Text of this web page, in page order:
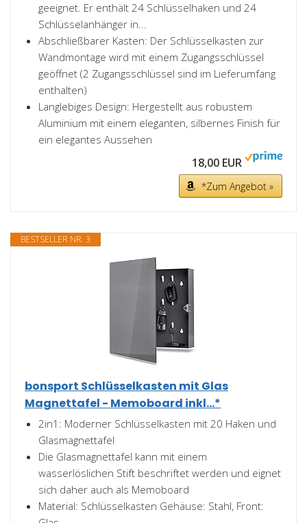
geeignet. Er enthält 24 Schlüsselhaken und 24
Schlüsselanhänger in...
Abschließbarer Kasten: Der Schlüsselkasten zur
Wandmontage wird mit einem Zugangsschlüssel
geöffnet (2 Zugangsschlüssel sind im Lieferumfang
enthalten)
Langlebiges Design: Hergestellt aus robustem
Aluminium mit einem eleganten, silbernes Finish für
ein elegantes Aussehen
18,00 EUR
*Zum Angebot »
BESTSELLER NR. 3
bonsport Schlüsselkasten mit Glas
Magnettafel - Memoboard inkl...*
2in1: Moderner Schlüsselkasten mit 20 Haken und
Glasmagnettafel
Die Glasmagnettafel kann mit einem
wasserlöslichen Stift beschriftet werden und eignet
sich daher auch als Memoboard
Material: Schlüsselkasten Gehäuse: Stahl, Front: